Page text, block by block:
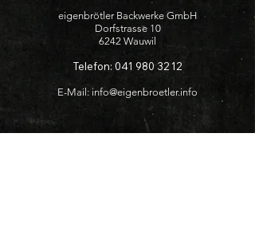
eigenbrötler Backwerke GmbH
Dorfstrasse 10
6242 Wauwil
Telefon:041 980 32 12
E-Mail: info@eigenbroetler.info